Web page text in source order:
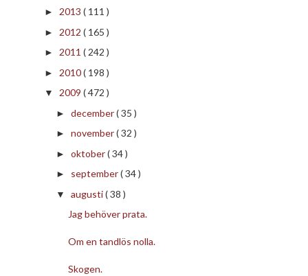
► 2013 ( 111 )
► 2012 ( 165 )
► 2011 ( 242 )
► 2010( 198 )
▼ 2009 ( 472 )
► december( 35 )
► november( 32 )
► oktober( 34 )
► september( 34 )
▼ augusti( 38 )
Jag behöver prata.
Om en tandlös nolla.
Skogen.